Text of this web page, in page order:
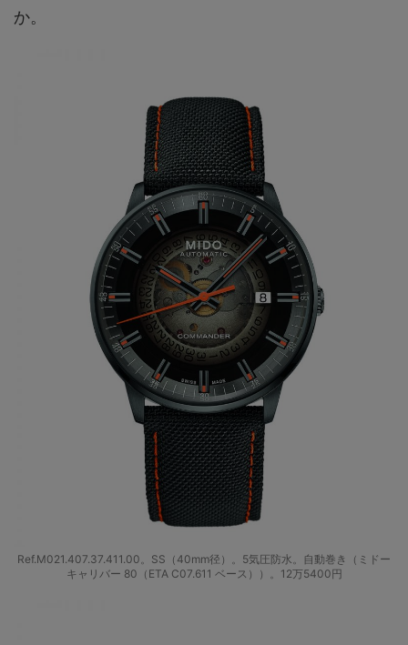
か。
Ref.M021.407.37.411.00。SS（40mm径）。5気圧防水。自動巻き（ミドー
キャリバー 80（ETA C07.611 ベース））。12万5400円